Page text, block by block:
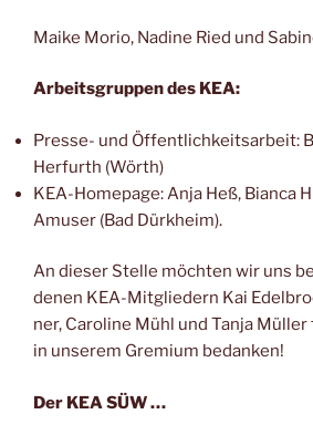
Mai­ke Morio, Nadi­ne Ried und
Arbeits­grup­pen des KEA:
Pres­se- und Öffent­lich­keits­ar­beit:
Her­furth (Wörth)
KEA-Home­page: Anja Heß, Bian­ca
Amu­ser (Bad Dürkheim).
An die­ser Stel­le möch­ten wir uns
de­nen KEA-Mit­glie­dern Kai
ner, Caro­li­ne Mühl und Tan­ja
in unse­rem Gre­mi­um bedanken!
Der KEA SÜW …